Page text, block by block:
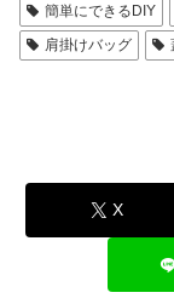
簡単にできるDIY
肩掛けバッグ
X